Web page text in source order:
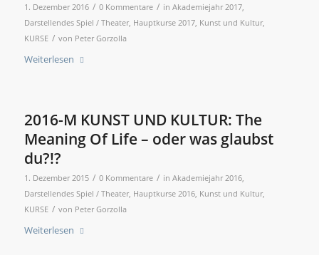
1. Dezember 2016 / 0 Kommentare / in Akademiejahr 2017,
Darstellendes Spiel / Theater, Hauptkurse 2017, Kunst und Kultur,
KURSE / von Peter Gorzolla
Weiterlesen
2016-M KUNST UND KULTUR: The
Meaning Of Life – oder was glaubst
du?!?
1. Dezember 2015 / 0 Kommentare / in Akademiejahr 2016,
Darstellendes Spiel / Theater, Hauptkurse 2016, Kunst und Kultur,
KURSE / von Peter Gorzolla
Weiterlesen